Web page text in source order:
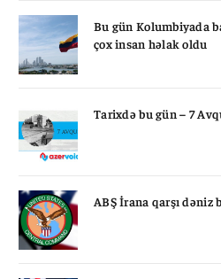
Bu gün Kolumbiyada
çox insan həlak oldu
Tarixdə bu gün – 7
ABŞ İrana qarşı dəniz